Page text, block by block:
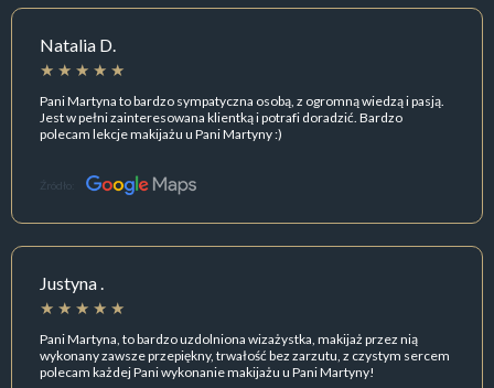
Natalia D.
Pani Martyna to bardzo sympatyczna osobą, z ogromną wiedzą i pasją.
Jest w pełni zainteresowana klientką i potrafi doradzić. Bardzo
polecam lekcje makijażu u Pani Martyny :)
Źródło:
Justyna .
Pani Martyna, to bardzo uzdolniona wizażystka, makijaż przez nią
wykonany zawsze przepiękny, trwałość bez zarzutu, z czystym sercem
polecam każdej Pani wykonanie makijażu u Pani Martyny!